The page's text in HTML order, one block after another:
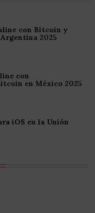
con Bitcoin y
2025
con
en México 2025
iOS en la Unión